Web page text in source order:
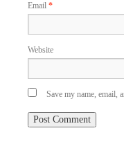
Email *
Website
Save my name, email,